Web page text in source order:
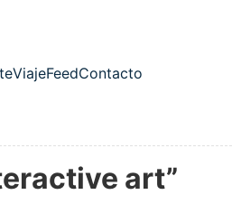
ViajeFeedContacto
art”